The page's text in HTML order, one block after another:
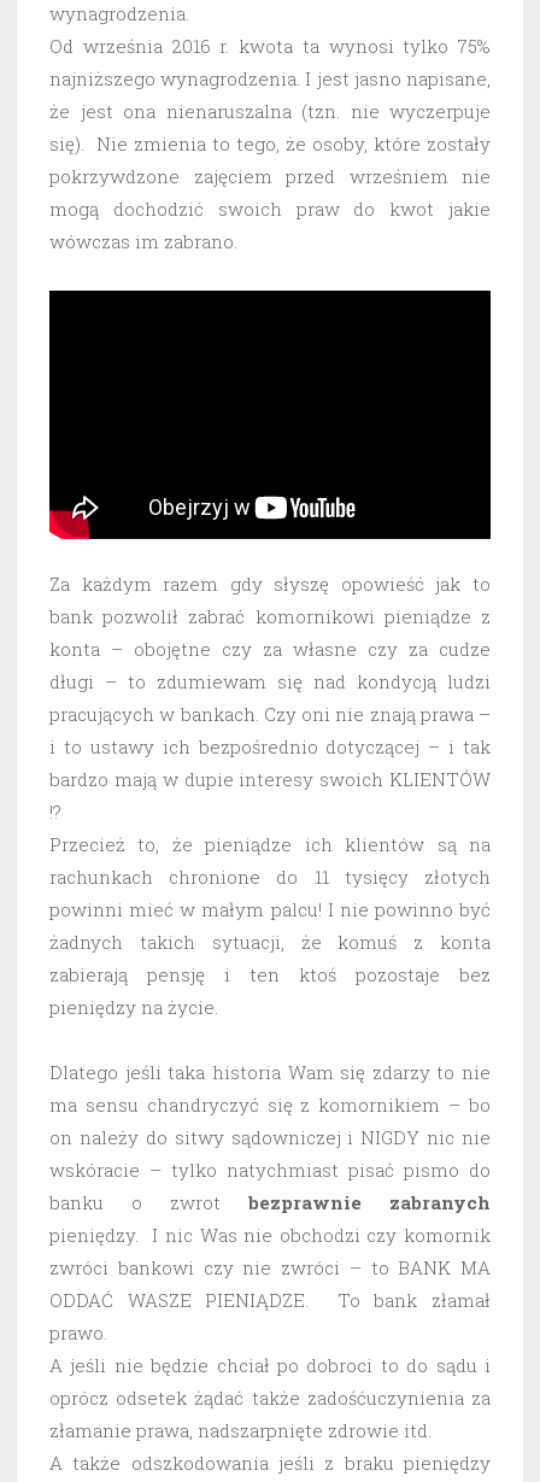
wynagrodzenia.
Od września 2016 r. kwota ta wynosi tylko 75%
najniższego wynagrodzenia. I jest jasno napisane,
że jest ona nienaruszalna (tzn. nie wyczerpuje
się). Nie zmienia to tego, że osoby, które zostały
pokrzywdzone zajęciem przed wrześniem nie
mogą dochodzić swoich praw do kwot jakie
wówczas im zabrano.
Za każdym razem gdy słyszę opowieść jak to
bank pozwolił zabrać komornikowi pieniądze z
konta – obojętne czy za własne czy za cudze
długi – to zdumiewam się nad kondycją ludzi
pracujących w bankach. Czy oni nie znają prawa –
i to ustawy ich bezpośrednio dotyczącej – i tak
bardzo mają w dupie interesy swoich KLIENTÓW
!?
Przecież to, że pieniądze ich klientów są na
rachunkach chronione do 11 tysięcy złotych
powinni mieć w małym palcu! I nie powinno być
żadnych takich sytuacji, że komuś z konta
zabierają pensję i ten ktoś pozostaje bez
pieniędzy na życie.
Dlatego jeśli taka historia Wam się zdarzy to nie
ma sensu chandryczyć się z komornikiem – bo
on należy do sitwy sądowniczej i NIGDY nic nie
wskóracie – tylko natychmiast pisać pismo do
banku o zwrot bezprawnie
zabranych
pieniędzy. I nic Was nie obchodzi czy komornik
zwróci bankowi czy nie zwróci – to BANK MA
ODDAĆ WASZE PIENIĄDZE. To bank złamał
prawo.
A jeśli nie będzie chciał po dobroci to do sądu i
oprócz odsetek żądać także zadośćuczynienia za
złamanie prawa, nadszarpnięte zdrowie itd.
A także odszkodowania jeśli z braku pieniędzy